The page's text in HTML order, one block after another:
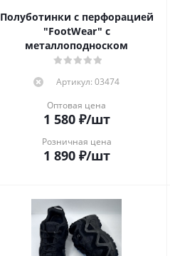
Полуботинки с перфорацией
"FootWear" с
металлоподноском
Артикул: 03474
Оптовая цена
1 580₽/шт
Розничная цена
1 890₽/шт